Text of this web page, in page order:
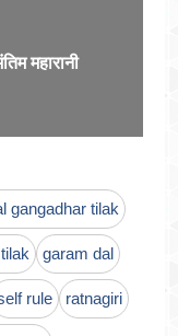
महारानी
gangadhar tilak
garam dal
rule ratnagiri